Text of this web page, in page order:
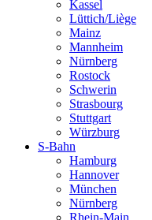
Kassel
Lüttich/Liège
Mainz
Mannheim
Nürnberg
Rostock
Schwerin
Strasbourg
Stuttgart
Würzburg
S-Bahn
Hamburg
Hannover
München
Nürnberg
Rhein-Main